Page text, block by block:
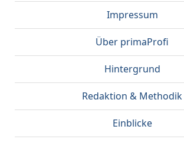
Impressum
Über primaProfi
Hintergrund
Redaktion & Methodik
Einblicke